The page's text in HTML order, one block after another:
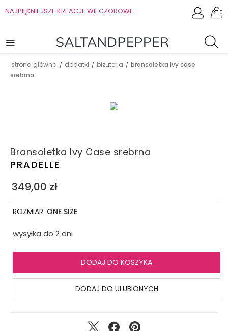
NAJPIĘKNIEJSZE KREACJE WIECZOROWE 0
strona główna / dodatki / biżuteria / bransoletka ivy case
srebrna
Bransoletka Ivy Case srebrna
PRADELLE
349,00 zł
ROZMIAR: ONE SIZE
wysyłka do 2 dni
DODAJ DO KOSZYKA
DODAJ DO ULUBIONYCH